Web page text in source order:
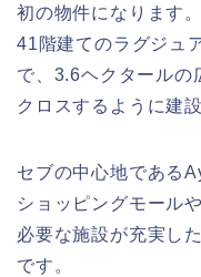
初の物件になります。
41階建てのラグジュ
で、3.6ヘクタールの
クロスするように建
セブの中心地である
ショッピングモール
必要な施設が充実し
です。